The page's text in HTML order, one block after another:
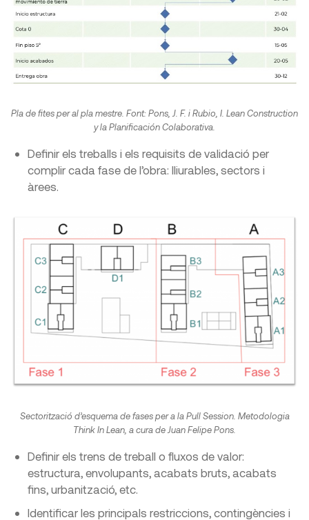
Pla de fites per al pla mestre. Font: Pons, J. F. i Rubio, I. Lean Construction
y la Planificación Colaborativa.
Definir els treballs i els requisits de validació per
complir cada fase de l’obra: lliurables, sectors i
àrees.
Sectorització d’esquema de fases per a la Pull Session. Metodologia
Think In Lean, a cura de Juan Felipe Pons.
Definir els trens de treball o fluxos de valor:
estructura, envolupants, acabats bruts, acabats
fins, urbanització, etc.
Identificar les principals restriccions, contingències i